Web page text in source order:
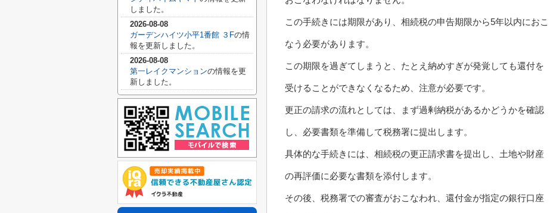
この手続きには期限があり、相続税の申告期限から5年以内におこ
なう必要があります。
この期限を過ぎてしまうと、たとえ納めすぎが発覚しても還付を
受けることができなくなるため、注意が必要です。
更正の請求の流れとしては、まず過剰納税があるかどうかを確認
し、必要書類を準備して税務署に提出します。
具体的な手続きには、相続税の更正請求書を提出し、土地や財産
の再評価に必要な書類を添付します。
その後、税務署での審査がおこなわれ、還付金が指定の銀行口座
しました。
2026-08-08
ガーデンハイツ小平1番館 ３Fの情
報を更新しました。
2026-08-08
第一レイクマンションの情報を更
新しました。